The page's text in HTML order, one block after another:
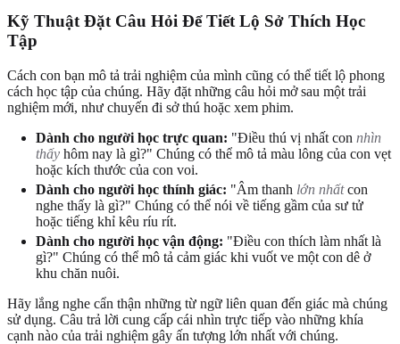
Kỹ Thuật Đặt Câu Hỏi Để Tiết Lộ Sở Thích Học
Tập
Cách con bạn mô tả trải nghiệm của mình cũng có thể tiết lộ phong
cách học tập của chúng. Hãy đặt những câu hỏi mở sau một trải
nghiệm mới, như chuyến đi sở thú hoặc xem phim.
Dành cho người học trực quan: "Điều thú vị nhất con nhìn
thấy hôm nay là gì?" Chúng có thể mô tả màu lông của con vẹt
hoặc kích thước của con voi.
Dành cho người học thính giác: "Âm thanh lớn nhấtcon
nghe thấy là gì?" Chúng có thể nói về tiếng gầm của sư tử
hoặc tiếng khỉ kêu ríu rít.
Dành cho người học vận động: "Điều con thích làm nhất là
gì?" Chúng có thể mô tả cảm giác khi vuốt ve một con dê ở
khu chăn nuôi.
Hãy lắng nghe cẩn thận những từ ngữ liên quan đến giác mà chúng
sử dụng. Câu trả lời cung cấp cái nhìn trực tiếp vào những khía
cạnh nào của trải nghiệm gây ấn tượng lớn nhất với chúng.